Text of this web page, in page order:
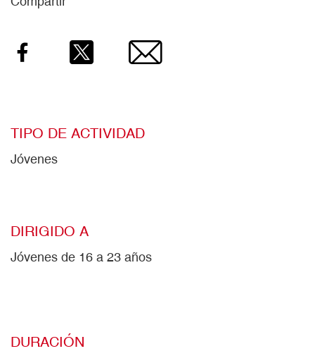
Facebook Email
TIPO DE ACTIVIDAD
Jóvenes
DIRIGIDO A
Jóvenes de 16 a 23 años
DURACIÓN